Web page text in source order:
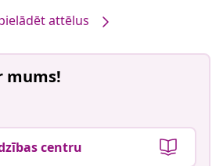
attēlus
mums!
centru